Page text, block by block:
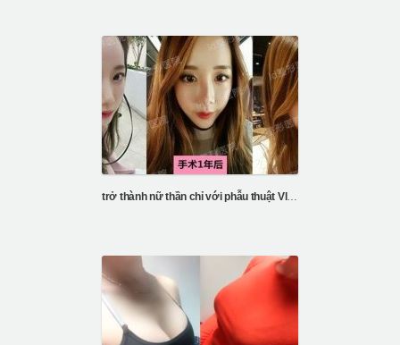
trở thành nữ thần chỉ với phẫu thuật Vline và gò má